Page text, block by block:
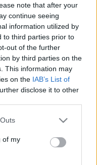
note that after your
continue seeing
information utilized by
to third parties prior to
out of the further
by third parties on the
This information may
on the IAB’s List of
disclose it to other
one or more Google
You may click to
its third-party tags to
in below Google
of my
kicsit sem
street food
rendelés volt
eleve nagyon jó
talán az
(na jó, az